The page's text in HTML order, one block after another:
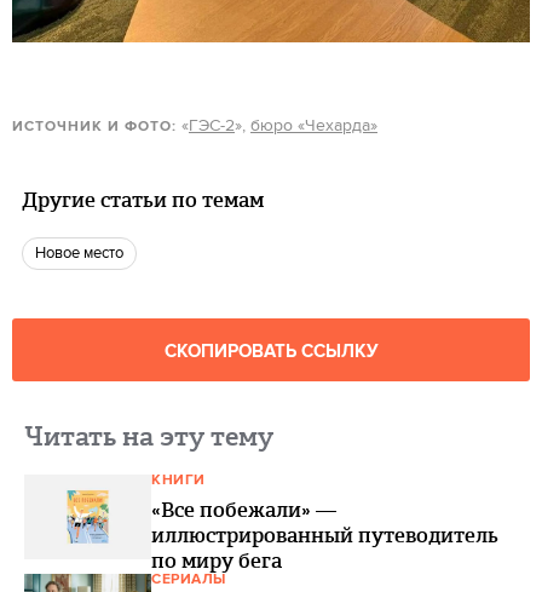
ИСТОЧНИК И ФОТО: «ГЭС-2», бюро «Чехарда»
Другие статьи по темам
Новое место
СКОПИРОВАТЬ ССЫЛКУ
Читать на эту тему
КНИГИ
«Все побежали» —
иллюстрированный путеводитель
по миру бега
СЕРИАЛЫ